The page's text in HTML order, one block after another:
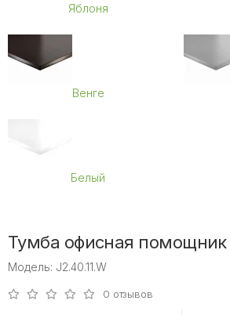
Яблоня
Венге
Белый
Тумба офисная помощник
Модель: J2.40.11.W
0 отзывов